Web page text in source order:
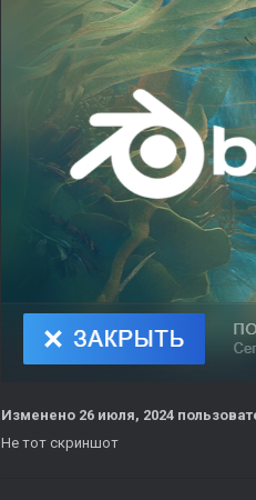
Изменено 26 июля, 2024
Не тот скриншот